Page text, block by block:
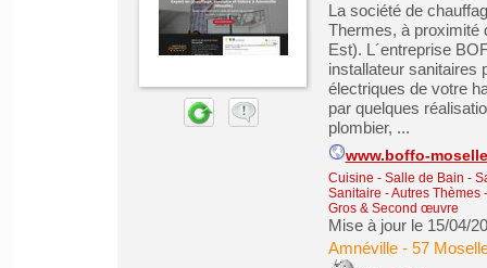
La société de
Thermes, à proximité
Est). L´entreprise
installateur sanitaires
électriques de votre
par quelques
plombier, ...
www.boffo-
Cuisine - Salle de Bain -
Sanitaire -Autres Thèmes
Gros & Second œuvre
Mise à jour le 15/04/
Amnéville- 57